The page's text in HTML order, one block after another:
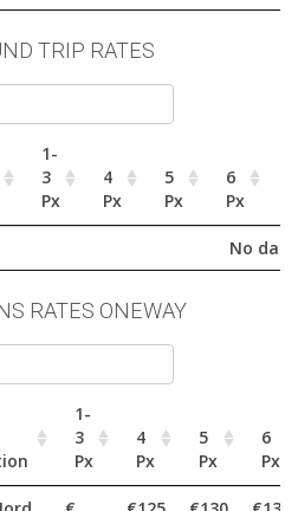
TRIP RATES
1-
3
Px
4
Px
5
Px
6
Px
No
RATES ONEWAY
1-
3
Px
4
Px
5
Px
6
Px